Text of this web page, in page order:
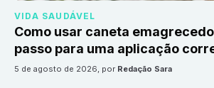
VIDA SAUDÁVEL
Como usar caneta
passo para uma aplicação
5 de agosto de 2026, por Redação Sara